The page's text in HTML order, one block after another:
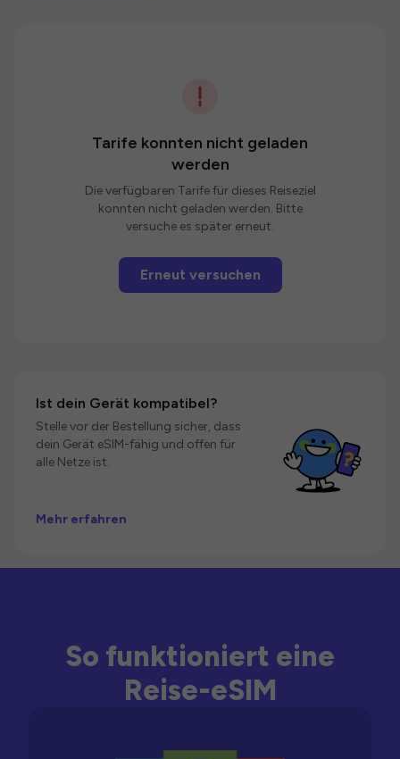
Tarife konnten nicht geladen
werden
Die verfügbaren Tarife für dieses Reiseziel
konnten nicht geladen werden. Bitte
versuche es später erneut.
Erneut versuchen
Ist dein Gerät kompatibel?
Stelle vor der Bestellung sicher, dass
dein Gerät eSIM-fähig und offen für
alle Netze ist.
Mehr erfahren
So funktioniert eine
Reise-eSIM